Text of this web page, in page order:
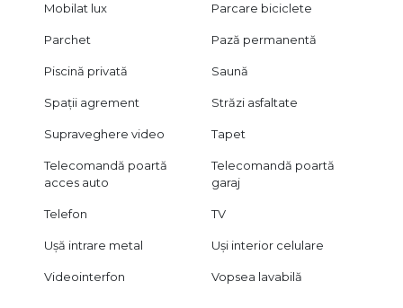
Mobilat lux Parcare biciclete
Parchet Pază permanentă
Piscină privată Saună
Spații agrement Străzi asfaltate
Supraveghere video Tapet
Telecomandă poartă
acces auto
Telecomandă poartă
garaj
Telefon TV
Ușă intrare metal Uși interior celulare
Videointerfon Vopsea lavabilă